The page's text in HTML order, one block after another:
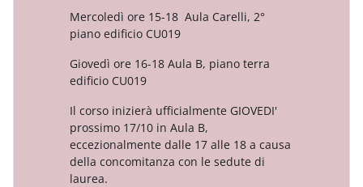
Mercoledì ore 15-18 Aula Carelli, 2°
piano edificio CU019
Giovedì ore 16-18 Aula B, piano terra
edificio CU019
Il corso inizierà ufficialmente GIOVEDI'
prossimo 17/10 in Aula B,
eccezionalmente dalle 17 alle 18 a causa
della concomitanza con le sedute di
laurea.